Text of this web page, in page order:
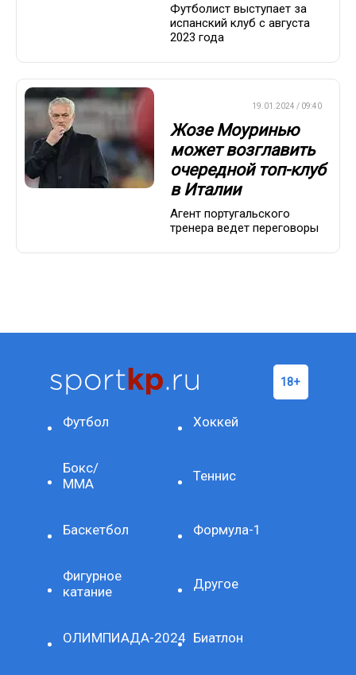
Футболист выступает за
испанский клуб с августа
2023 года
19.01.2024 / 09:40
Жозе Моуринью
может возглавить
очередной топ-клуб
в Италии
Агент португальского
тренера ведет переговоры
Футбол Хоккей
Бокс/
ММА
Теннис
Баскетбол Формула-1
Фигурное
катание
Другое
ОЛИМПИАДА-2024 Биатлон